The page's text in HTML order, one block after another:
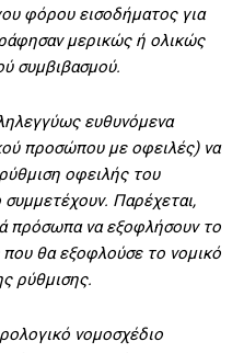
φόρου εισοδήματος για
μερικώς ή ολικώς
συμβιβασμού.
ευθυνόμενα
προσώπου με οφειλές) να
οφειλής του
Παρέχεται,
πρόσωπα να εξοφλήσουν το
θα εξοφλούσε το νομικό
ρύθμισης.
νομοσχέδιο